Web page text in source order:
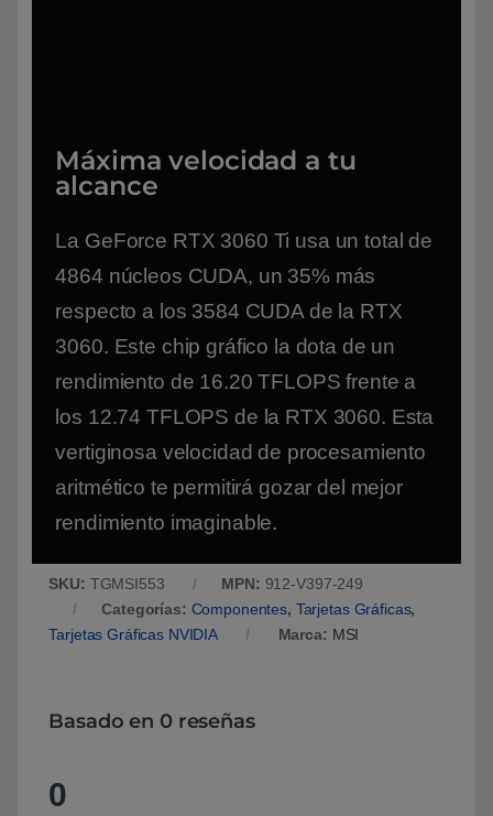
Máxima velocidad a tu
alcance
La GeForce RTX 3060 Ti usa un total de
4864 núcleos CUDA, un 35% más
respecto a los 3584 CUDA de la RTX
3060. Este chip gráfico la dota de un
rendimiento de 16.20 TFLOPS frente a
los 12.74 TFLOPS de la RTX 3060. Esta
vertiginosa velocidad de procesamiento
aritmético te permitirá gozar del mejor
rendimiento imaginable.
SKU: TGMSI553 MPN: 912-V397-249
Categorías: Componentes, Tarjetas Gráficas,
Tarjetas Gráficas NVIDIA
Marca: MSI
Basado en 0 reseñas
0